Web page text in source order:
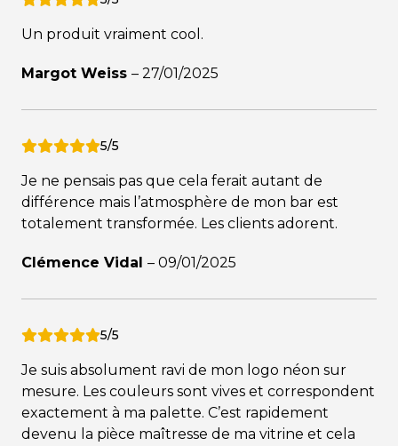
Un produit vraiment cool.
Margot Weiss – 27/01/2025
5/5
Je ne pensais pas que cela ferait autant de
différence mais l’atmosphère de mon bar est
totalement transformée. Les clients adorent.
Clémence Vidal – 09/01/2025
5/5
Je suis absolument ravi de mon logo néon sur
mesure. Les couleurs sont vives et correspondent
exactement à ma palette. C’est rapidement
devenu la pièce maîtresse de ma vitrine et cela